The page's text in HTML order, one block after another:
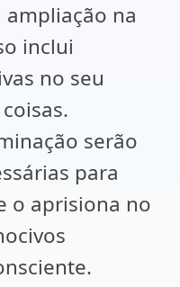
na
inclui
no seu
serão
para
o aprisiona no